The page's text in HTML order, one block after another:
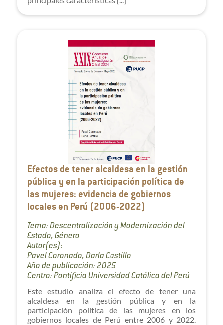
Efectos de tener alcaldesa en la gestión
pública y en la participación política de
las mujeres: evidencia de gobiernos
locales en Perú (2006-2022)
Tema: Descentralización y Modernización del
Estado, Género
Autor(es):
Pavel Coronado, Darla Castillo
Año de publicación: 2025
Centro: Pontificia Universidad Católica del Perú
Este estudio analiza el efecto de tener una
alcaldesa en la gestión pública y en la
participación política de las mujeres en los
gobiernos locales de Perú entre 2006 y 2022.